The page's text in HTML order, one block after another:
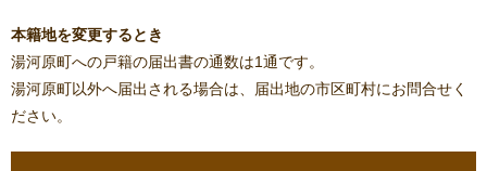
本籍地を変更するとき
湯河原町への戸籍の届出書の通数は1通です。
湯河原町以外へ届出される場合は、届出地の市区町村にお問合せく
ださい。